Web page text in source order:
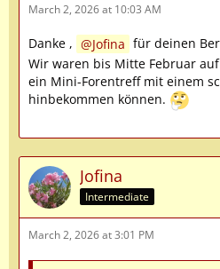
March 2, 2026 at 10:03 AM
Danke , Jofina für deinen
Wir waren bis Mitte Februar
ein Mini-Forentreff mit einem
hinbekommen können.
Jofina
Intermediate
March 2, 2026 at 3:01 PM